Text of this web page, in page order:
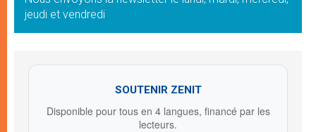
jeudi et vendredi
SOUTENIR ZENIT
Disponible pour tous en 4 langues, financé par les
lecteurs.